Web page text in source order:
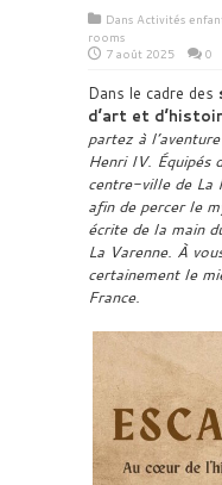
Dans Activités
rooms
7 août 2025
0
Dans le cadre des
d’art et
partez à
Henri IV. Équipés
centre-ville de La
afin de percer le
écrite de la main
La Varenne. À
certainement le
France.